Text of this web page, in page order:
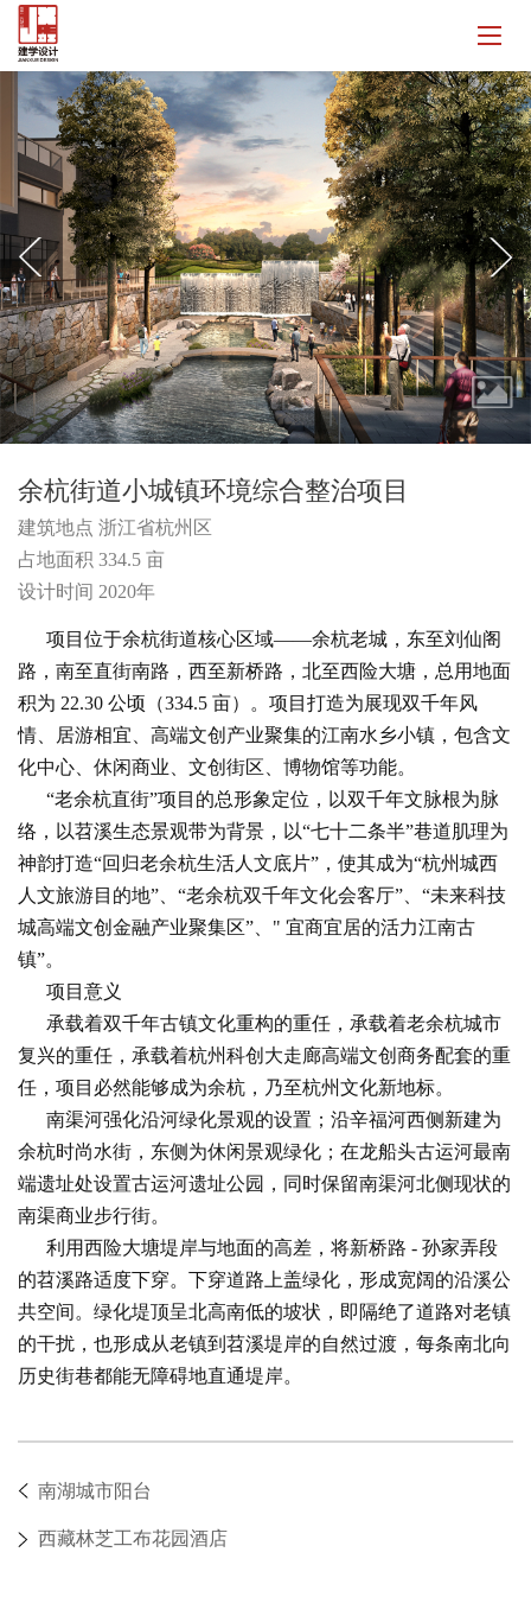
余杭街道小城镇环境综合整治项目
建筑地点 浙江省杭州区
占地面积 334.5 亩
设计时间 2020年
项目位于余杭街道核心区域——余杭老城，东至刘仙阁
路，南至直街南路，西至新桥路，北至西险大塘，总用地面
积为 22.30 公顷（334.5 亩）。项目打造为展现双千年风
情、居游相宜、高端文创产业聚集的江南水乡小镇，包含文
化中心、休闲商业、文创街区、博物馆等功能。
“老余杭直街”项目的总形象定位，以双千年文脉根为脉
络，以苕溪生态景观带为背景，以“七十二条半”巷道肌理为
神韵打造“回归老余杭生活人文底片”，使其成为“杭州城西
人文旅游目的地”、“老余杭双千年文化会客厅”、“未来科技
城高端文创金融产业聚集区”、" 宜商宜居的活力江南古
镇”。
项目意义
承载着双千年古镇文化重构的重任，承载着老余杭城市
复兴的重任，承载着杭州科创大走廊高端文创商务配套的重
任，项目必然能够成为余杭，乃至杭州文化新地标。
南渠河强化沿河绿化景观的设置；沿辛福河西侧新建为
余杭时尚水街，东侧为休闲景观绿化；在龙船头古运河最南
端遗址处设置古运河遗址公园，同时保留南渠河北侧现状的
南渠商业步行街。
利用西险大塘堤岸与地面的高差，将新桥路 - 孙家弄段
的苕溪路适度下穿。下穿道路上盖绿化，形成宽阔的沿溪公
共空间。绿化堤顶呈北高南低的坡状，即隔绝了道路对老镇
的干扰，也形成从老镇到苕溪堤岸的自然过渡，每条南北向
历史街巷都能无障碍地直通堤岸。
南湖城市阳台
西藏林芝工布花园酒店